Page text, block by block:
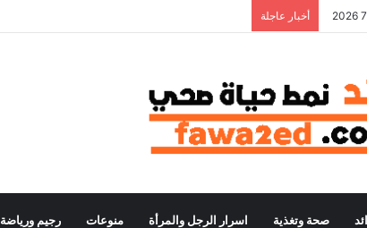
أخبار عاجلة
صحة وتغذية اسرار الرجل والمرأة منوعات رجيم ورياضة